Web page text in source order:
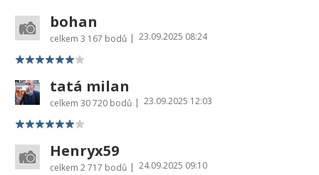
bohan
celkem 3 167 bodů | 23.09.2025 08:24
tatá milan
celkem 30 720 bodů | 23.09.2025 12:03
Henryx59
celkem 2 717 bodů | 24.09.2025 09:10